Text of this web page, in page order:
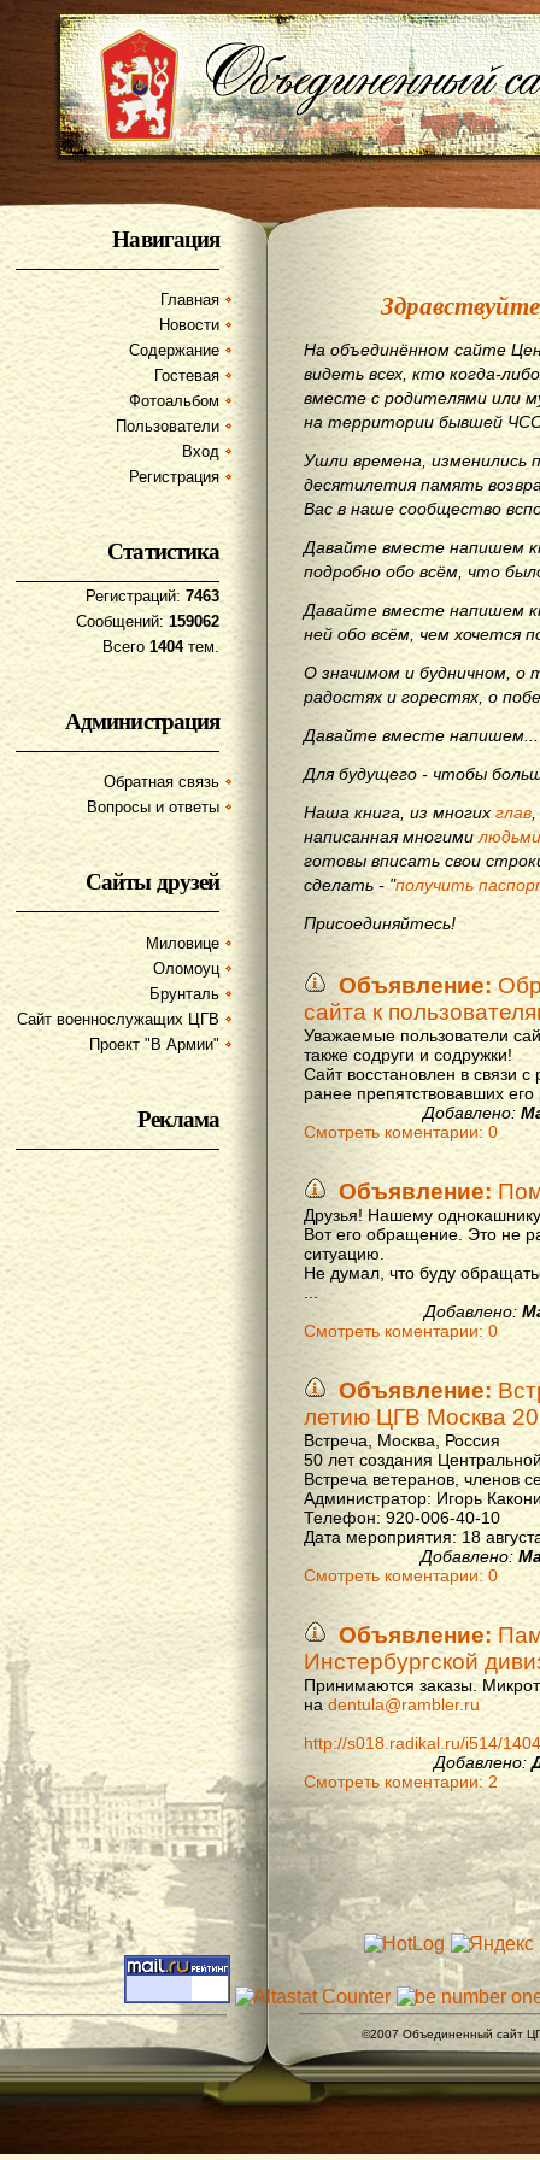
Навигация
Главная
Новости
Содержание
Гостевая
Фотоальбом
Пользователи
Вход
Регистрация
Статистика
Регистраций: 7463
Сообщений:159062
Всего 1404тем.
Администрация
Обратная связь
Вопросы и ответы
Сайты друзей
Миловице
Оломоуц
Брунталь
Сайт военнослужащих ЦГВ
Проект "В Армии"
Реклама
На объединённом сайте
видеть всех, кто когда-
вместе с родителями или
на территории бывшей
Ушли времена, изменились
десятилетия память
Вас в наше сообщество
Давайте вместе напишем
подробно обо всём, что
Давайте вместе напишем
ней обо всём, чем хочется
О значимом и будничном, о
радостях и горестях, о
Давайте вместе напишем...
Для будущего - чтобы
Наша книга, из многихглав
написанная многимилюдьми
готовы вписать свои
сделать - "получить
Присоединяйтесь!
Объявление:
сайта к
Уважаемые пользователи
также содруги и содружки!
Сайт восстановлен в связи
ранее препятствовавших
Добавлено:
Смотреть коментарии: 0
Объявление:
Друзья! Нашему
Вот его обращение. Это не
ситуацию.
Не думал, что буду
Добавлено:
Смотреть коментарии: 0
Объявление:
летию ЦГВ Москва
Встреча, Москва, Россия
50 лет создания
Встреча ветеранов, членов
Администратор: Игорь
Телефон: 920-006-40-10
Дата мероприятия: 18
Добавлено:
Смотреть коментарии: 0
Объявление:
Инстербургской
Принимаются заказы.
на dentula@rambler.ru
http://s018.radikal.ru/i514/
Добавлено:
Смотреть коментарии: 2
©2007 Объединенный сайт